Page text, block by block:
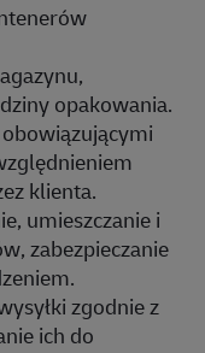
opakowania.
klienta.
umieszczanie i
zabezpieczanie
zgodnie z
ich do